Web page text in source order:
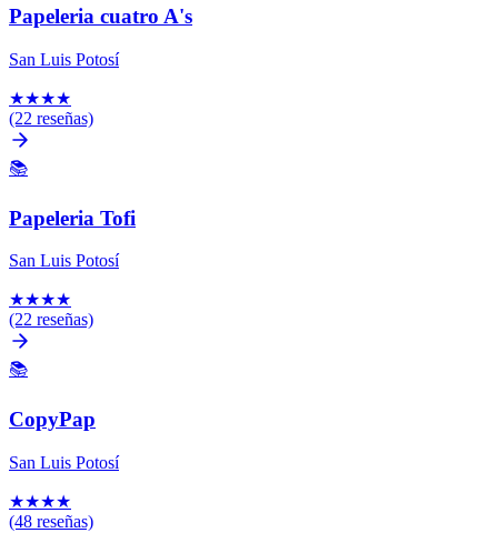
Papeleria cuatro A's
San Luis Potosí
★★★★
(22 reseñas)
📚
Papeleria Tofi
San Luis Potosí
★★★★
(22 reseñas)
📚
CopyPap
San Luis Potosí
★★★★
(48 reseñas)